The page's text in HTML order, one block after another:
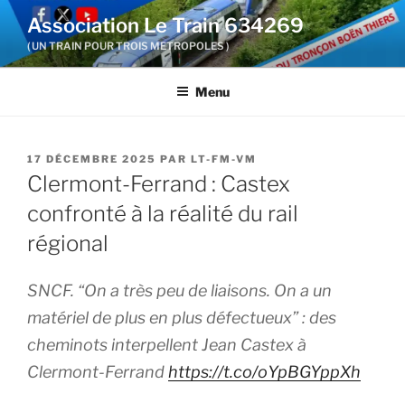
Aller
contenu
Association Le Train 634269
( UN TRAIN POUR TROIS METROPOLES )
Menu
PUBLIÉ
LE
17 DÉCEMBRE 2025 PAR LT-FM-VM
Clermont-Ferrand : Castex
confronté à la réalité du rail
régional
SNCF. “On a très peu de liaisons. On a un
matériel de plus en plus défectueux” : des
cheminots interpellent Jean Castex à
Clermont-Ferrandhttps://t.co/oYpBGYppXh